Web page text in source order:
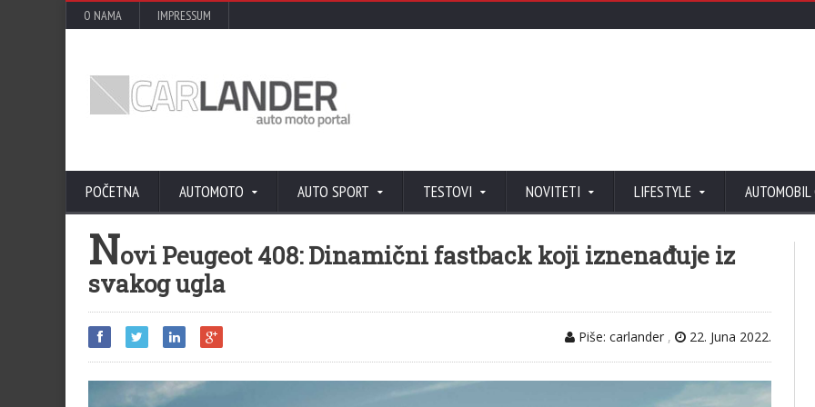
O NAMA IMPRESSUM
POČETNA AUTOMOTO AUTO SPORT TESTOVI NOVITETI LIFESTYLE AUTOMOBIL
Novi Peugeot 408: Dinamični fastback koji iznenađuje iz
svakog ugla
Piše: carlander , 22. Juna 2022.